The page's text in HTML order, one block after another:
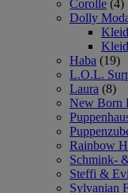
Corolle (4)
Dolly
Haba (19)
L.O.L.
Laura (8)
New Born
Rainbow
Schmink-
Steffi &
Sylvanian